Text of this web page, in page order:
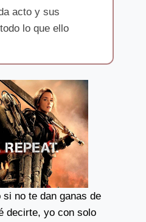
acto y sus
lo que ello
no te dan ganas de
decirte, yo con solo